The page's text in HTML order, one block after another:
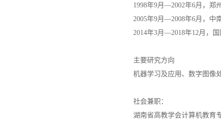
1998年9月—2002年6月，郑
2005年9月—2008年6月，中
2014年3月 —2018年12月，
主要研究方向
机器学习及应用、数字图像
社会兼职：
湖南省高教学会计算机教育